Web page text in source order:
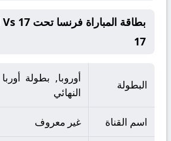
17
البطولة
النهائي
اسم القناة غير معروف